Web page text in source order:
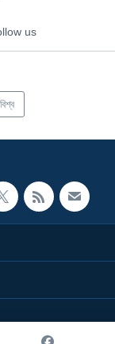
us
বিশ্ব